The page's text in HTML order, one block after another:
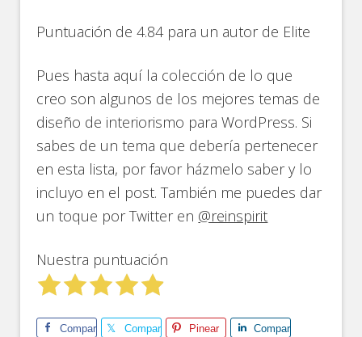
Puntuación de 4.84 para un autor de Elite
Pues hasta aquí la colección de lo que
creo son algunos de los mejores temas de
diseño de interiorismo para WordPress. Si
sabes de un tema que debería pertenecer
en esta lista, por favor házmelo saber y lo
incluyo en el post. También me puedes dar
un toque por Twitter en @reinspirit
Nuestra puntuación
Comparte Comparte Pinear Comparte